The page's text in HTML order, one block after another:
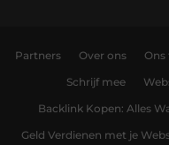
Partners Over ons Ons
Schrijf mee
Backlink Kopen: Alles
Geld Verdienen met je